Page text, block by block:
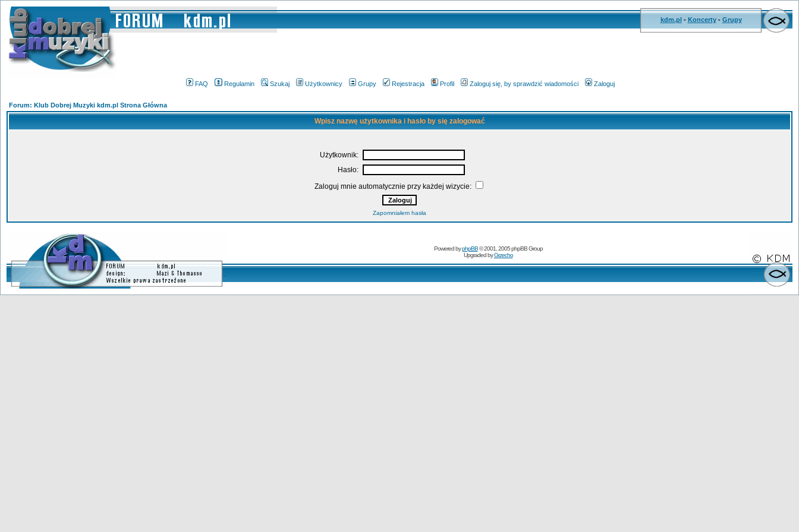
kdm.pl- Koncerty- Grupy
FAQ Regulamin Szukaj Użytkownicy Grupy Rejestracja Profil Zaloguj się, by sprawdzić wiadomości Zaloguj
Forum: Klub Dobrej Muzyki kdm.pl Strona Główna
Wpisz nazwę użytkownika i hasło by się zalogować
Użytkownik:
Hasło:
Zaloguj mnie automatycznie przy każdej wizycie:
Zapomniałem hasła
Powered byphpBB© 2001, 2005 phpBB Group
Upgraded byGrzecho